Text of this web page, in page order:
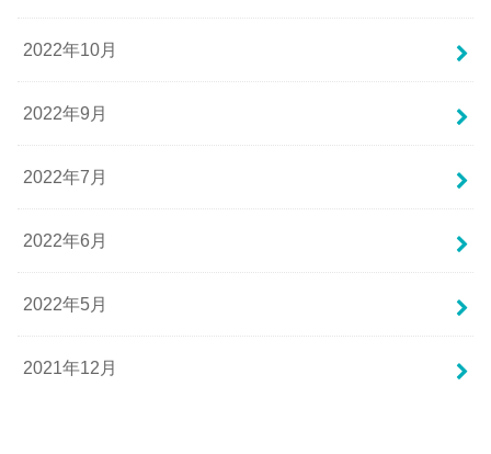
2022年10月
2022年9月
2022年7月
2022年6月
2022年5月
2021年12月